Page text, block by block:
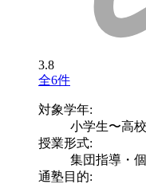
3.8
全6件
対象学年:
小学生〜高
授業形式:
集団指導・
通塾目的: